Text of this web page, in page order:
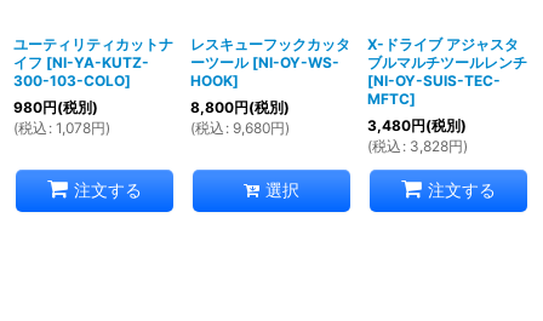
ユーティリティカットナ
イフ [NI-YA-KUTZ-
300-103-COLO]
980円(税別)
(税込 : 1,078円)
注文する
レスキューフックカッタ
ーツール [NI-OY-WS-
HOOK]
8,800円(税別)
(税込 : 9,680円)
選択
X-ドライブ アジャスタ
ブルマルチツールレンチ
[NI-OY-SUIS-TEC-
MFTC]
3,480円(税別)
(税込 : 3,828円)
注文する